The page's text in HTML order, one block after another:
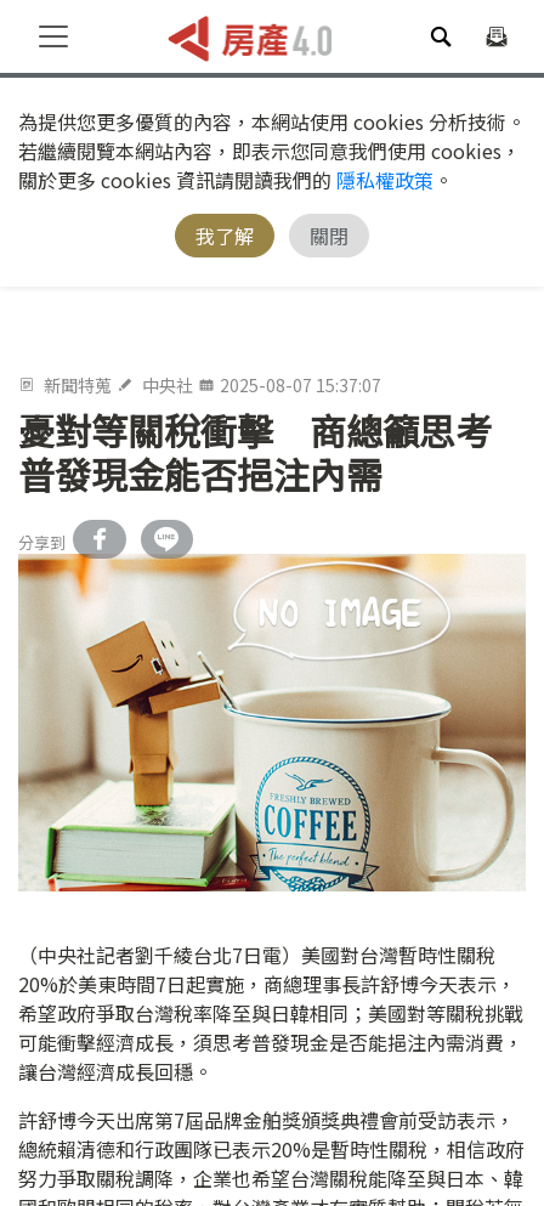
為提供您更多優質的內容，本網站使用 cookies 分析技術。
若繼續閱覽本網站內容，即表示您同意我們使用 cookies，
關於更多 cookies 資訊請閱讀我們的 隱私權政策 。
我了解
關閉
新聞特蒐 中央社 2025-08-07 15:37:07
憂對等關稅衝擊 商總籲思考
普發現金能否挹注內需
分享到
（中央社記者劉千綾台北7日電）美國對台灣暫時性關稅
20%於美東時間7日起實施，商總理事長許舒博今天表示，
希望政府爭取台灣稅率降至與日韓相同；美國對等關稅挑戰
可能衝擊經濟成長，須思考普發現金是否能挹注內需消費，
讓台灣經濟成長回穩。
許舒博今天出席第7屆品牌金舶獎頒獎典禮會前受訪表示，
總統賴清德和行政團隊已表示20%是暫時性關稅，相信政府
努力爭取關稅調降，企業也希望台灣關稅能降至與日本、韓